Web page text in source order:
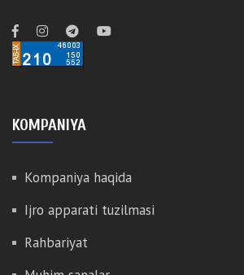
KOMPANIYA
Kompaniya haqida
Ijro apparati tuzilmasi
Rahbariyat